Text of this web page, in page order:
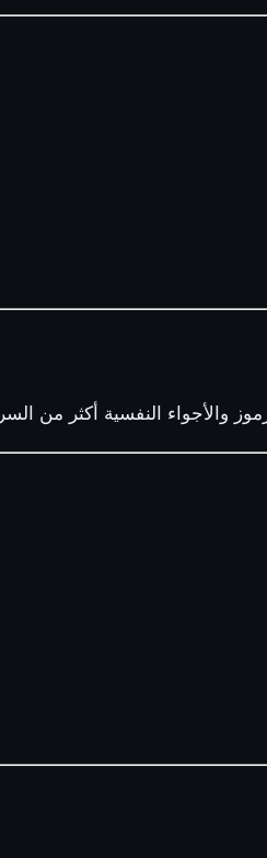
والأجواء النفسية أكثر من